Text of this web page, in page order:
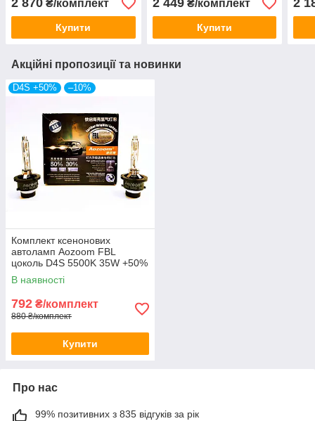
2 870 ₴/комплект
Купити
2 449₴/комплект
Купити
2
Акційні пропозиції та новинки
D4S +50% –10%
Комплект ксенонових
автоламп Aozoom FBL
цоколь D4S 5500K 35W +50%
В наявності
792 ₴/комплект
880 ₴/комплект
Купити
Про нас
99% позитивних з 835 відгуків за рік